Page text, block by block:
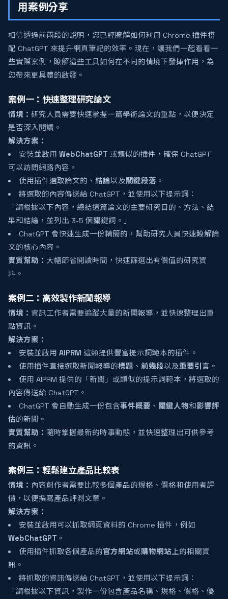
用案例分享
相信透過前兩段的說明，您已經瞭解如何利用 Chrome 插件搭
配 ChatGPT 來提升網頁筆記的效率。現在，讓我們一起看看一
些實際案例，瞭解這些工具如何在不同的情境下發揮作用，為
您帶來更具體的啟發。
案例一：快速整理研究論文
情境： 研究人員需要快速掌握一篇學術論文的重點，以便決定
是否深入閱讀。
解決方案：
安裝並啟用 WebChatGPT 或類似的插件，確保 ChatGPT
可以訪問網路內容。
使用插件選取論文的 、 結論以及關鍵段落。
將選取的內容傳送給 ChatGPT，並使用以下提示詞：
「請根據以下內容，總結這篇論文的主要研究目的、方法、結
果和結論，並列出 3-5 個關鍵詞。」
ChatGPT 會快速生成一份精簡的，幫助研究人員快速瞭解論
文的核心內容。
實質幫助： 大幅節省閱讀時間，快速篩選出有價值的研究資
料。
案例二：高效製作新聞報導
情境： 資訊工作者需要追蹤大量的新聞報導，並快速整理出重
點資訊。
解決方案：
安裝並啟用 AIPRM 這類提供豐富提示詞範本的插件。
使用插件直接選取新聞報導的標題 、 前幾段以及重要引言 。
使用 AIPRM 提供的「新聞」或類似的提示詞範本，將選取的
內容傳送給 ChatGPT。
ChatGPT 會自動生成一份包含事件概要 、 關鍵人物和影響評
估的新聞。
實質幫助： 隨時掌握最新的時事動態，並快速整理出可供參考
的資訊。
案例三：輕鬆建立產品比較表
情境： 內容創作者需要比較多個產品的規格、價格和使用者評
價，以便撰寫產品評測文章。
解決方案：
安裝並啟用可以抓取網頁資料的 Chrome 插件，例如
WebChatGPT 。
使用插件抓取各個產品的官方網站或購物網站上的相關資
訊。
將抓取的資訊傳送給 ChatGPT，並使用以下提示詞：
「請根據以下資訊，製作一份包含產品名稱、規格、價格、優